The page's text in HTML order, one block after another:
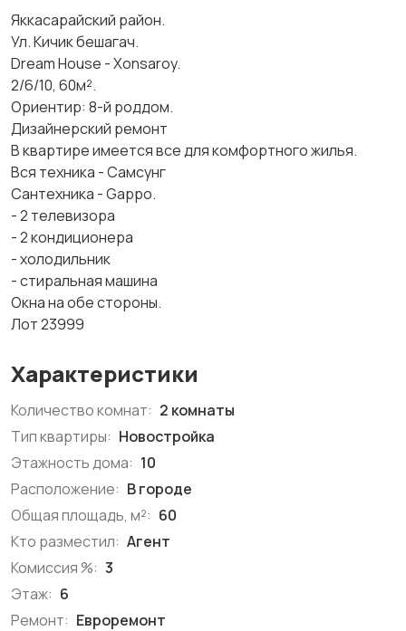
Яккасарайский район.
Ул. Кичик бешагач.
Dream House - Xonsaroy.
2/6/10, 60м².
Ориентир: 8-й роддом.
Дизайнерский ремонт
В квартире имеется все для комфортного жилья.
Вся техника - Самсунг
Сантехника - Gappo.
- 2 телевизора
- 2 кондиционера
- холодильник
- стиральная машина
Окна на обе стороны.
Лот 23999
Характеристики
Количество комнат: 2 комнаты
Тип квартиры: Новостройка
Этажность дома: 10
Расположение: В городе
Общая площадь, м²: 60
Кто разместил: Агент
Комиссия %: 3
Этаж: 6
Ремонт: Евроремонт